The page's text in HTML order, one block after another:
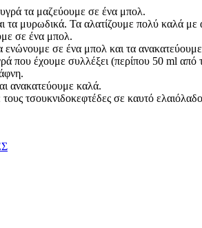
τα μαζεύουμε σε ένα μπολ.
τα μυρωδικά. Τα αλατίζουμε πολύ καλά
σε ένα μπολ.
ενώνουμε σε ένα μπολ και τα
που έχουμε συλλέξει (περίπου 50 ml
ανακατεύουμε καλά.
τσουκνιδοκεφτέδες σε καυτό